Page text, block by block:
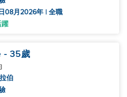
08月2026年 | 全職
躍
- 35歲
伯